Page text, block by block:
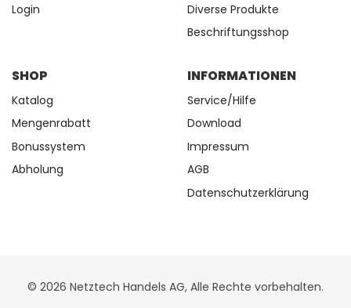
Login
Diverse Produkte
Beschriftungsshop
SHOP
Katalog
Mengenrabatt
Bonussystem
Abholung
INFORMATIONEN
Service/Hilfe
Download
Impressum
AGB
Datenschutzerklärung
© 2026 Netztech Handels AG, Alle Rechte vorbehalten.